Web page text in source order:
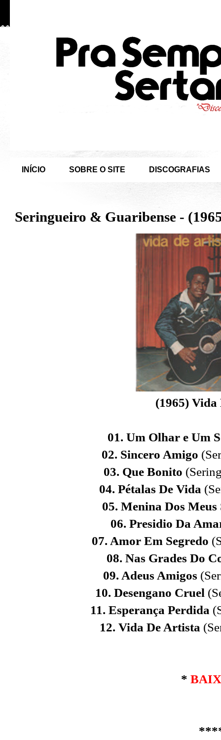
INÍCIO SOBRE O SITE DISCOGRAFIAS
Seringueiro & Guaribense -
(1965)
01. Um Olhar e Um
02. Sincero Amigo
03. Que Bonito
04. Pétalas De Vida
05. Menina Dos
06. Presidio Da
07. Amor Em Segredo
08. Nas Grades Do
09. Adeus Amigos
10. Desengano Cruel
11. Esperança Perdida
12. Vida De Artista
*